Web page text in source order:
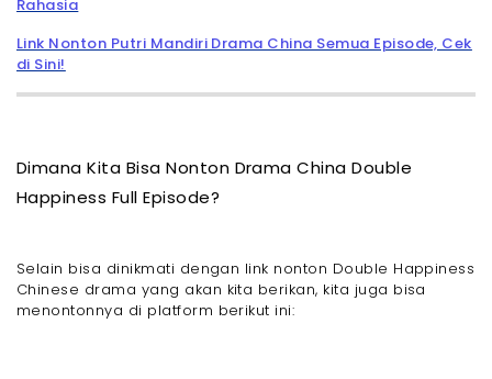
Rahasia
Link Nonton Putri Mandiri Drama China Semua Episode, Cek
di Sini!
Dimana Kita Bisa Nonton Drama China Double
Happiness Full Episode?
Selain bisa dinikmati dengan link nonton Double Happiness
Chinese drama yang akan kita berikan, kita juga bisa
menontonnya di platform berikut ini: